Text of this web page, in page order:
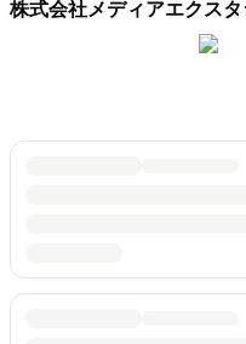
株式会社メディアエクス